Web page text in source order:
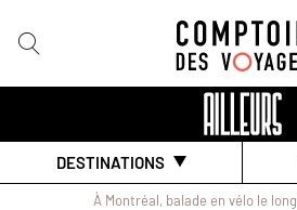
DESTINATIONS
À Montréal, balade en vélo le